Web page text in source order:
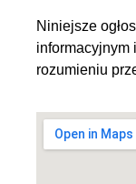
Niniejsze
informacyjnym
rozumieniu